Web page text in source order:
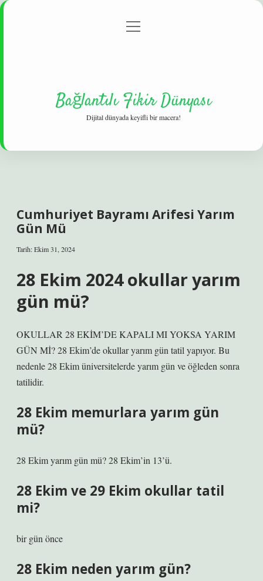
Gizlilik Politikası
menüyü
Bağlantılı Fikir Dünyası
Dijital dünyada keyifli bir macera!
Cumhuriyet Bayramı Arifesi Yarım
Gün Mü
Tarih: Ekim 31, 2024
28 Ekim 2024 okullar yarım
gün mü?
OKULLAR 28 EKİM’DE KAPALI MI YOKSA YARIM
GÜN Mİ? 28 Ekim’de okullar yarım gün tatil yapıyor. Bu
nedenle 28 Ekim üniversitelerde yarım gün ve öğleden sonra
tatilidir.
28 Ekim memurlara yarım gün
mü?
28 Ekim yarım gün mü? 28 Ekim’in 13’ü.
28 Ekim ve 29 Ekim okullar tatil
mi?
bir gün önce
28 Ekim neden yarım gün?